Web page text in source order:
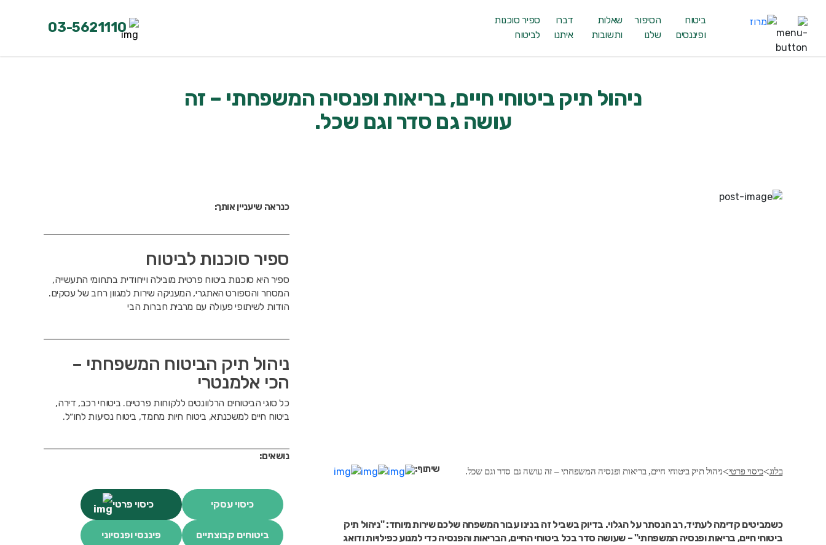
ביטוח
ופיננסים
הסיפור
שלנו
שאלות
ותשובות
דברו
איתנו
ספיר סוכנות
לביטוח
03-5621110
ניהול תיק ביטוחי חיים, בריאות ופנסיה המשפחתי – זה
עושה גם סדר וגם שכל.
בלוג>כיסוי פרטי>ניהול תיק ביטוחי חיים, בריאות ופנסיה המשפחתי – זה עושה גם סדר וגם שכל. שיתוף:
כשמביטים קדימה לעתיד, רב הנסתר על הגלוי. בדיוק בשביל זה בנינו עבור המשפחה שלכם שירות מיוחד: "ניהול תיק
ביטוחי חיים, בריאות ופנסיה המשפחתי" – שעושה סדר בכל ביטוחי החיים, הבריאות והפנסיה כדי למנוע כפילויות ודואג
כנראה שיעניין אותך:
ספיר סוכנות לביטוח
ספיר היא סוכנות ביטוח פרטית מובילה וייחודית בתחומי התעשייה,
המסחר והספורט האתגרי, המעניקה שירות למגוון רחב של עסקים.
הודות לשיתופי פעולה עם מרבית חברות הבי
ניהול תיק הביטוח המשפחתי –
הכי אלמנטרי
כל סוגי הביטוחים הרלוונטים ללקוחות פרטיים. ביטוחי רכב, דירה,
ביטוח חיים למשכנתא, ביטוח חיות מחמד, ביטוח נסיעות לחו״ל.
נושאים:
כיסוי עסקי כיסוי פרטי
ביטוחים קבוצתיים פיננסי ופנסיוני